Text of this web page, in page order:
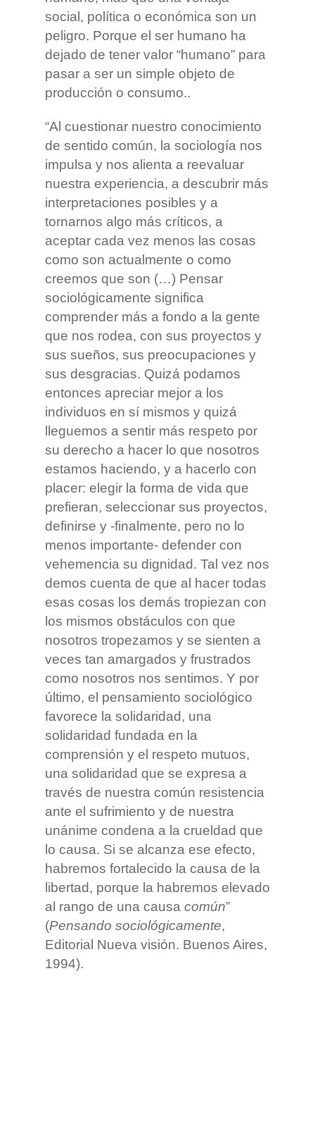
social, política o económica son un
peligro. Porque el ser humano ha
dejado de tener valor “humano” para
pasar a ser un simple objeto de
producción o consumo..
“Al cuestionar nuestro conocimiento
de sentido común, la sociología nos
impulsa y nos alienta a reevaluar
nuestra experiencia, a descubrir más
interpretaciones posibles y a
tornarnos algo más críticos, a
aceptar cada vez menos las cosas
como son actualmente o como
creemos que son (…) Pensar
sociológicamente significa
comprender más a fondo a la gente
que nos rodea, con sus proyectos y
sus sueños, sus preocupaciones y
sus desgracias. Quizá podamos
entonces apreciar mejor a los
individuos en sí mismos y quizá
lleguemos a sentir más respeto por
su derecho a hacer lo que nosotros
estamos haciendo, y a hacerlo con
placer: elegir la forma de vida que
prefieran, seleccionar sus proyectos,
definirse y -finalmente, pero no lo
menos importante- defender con
vehemencia su dignidad. Tal vez nos
demos cuenta de que al hacer todas
esas cosas los demás tropiezan con
los mismos obstáculos con que
nosotros tropezamos y se sienten a
veces tan amargados y frustrados
como nosotros nos sentimos. Y por
último, el pensamiento sociológico
favorece la solidaridad, una
solidaridad fundada en la
comprensión y el respeto mutuos,
una solidaridad que se expresa a
través de nuestra común resistencia
ante el sufrimiento y de nuestra
unánime condena a la crueldad que
lo causa. Si se alcanza ese efecto,
habremos fortalecido la causa de la
libertad, porque la habremos elevado
al rango de una causa común”
(Pensando sociológicamente,
Editorial Nueva visión. Buenos Aires,
1994).